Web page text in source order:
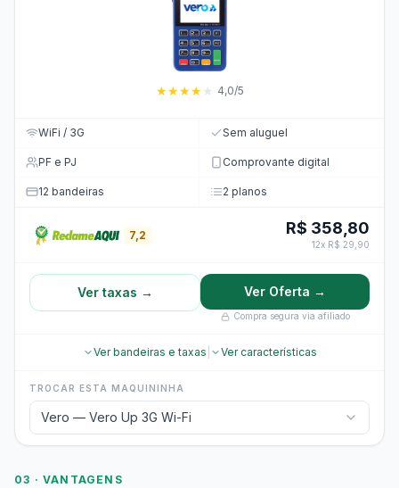
★★★★ ★ 4,0/5
WiFi / 3G Sem aluguel
PF e PJ Comprovante digital
12 bandeiras 2 planos
7,2 R$ 358,80
12x R$ 29,90
Ver taxas → Ver Oferta →
Compra segura via afiliado
Ver bandeiras e taxas Ver características
TROCAR ESTA MAQUININHA
Vero — Vero Up 3G Wi-Fi
03 · VANTAGENS